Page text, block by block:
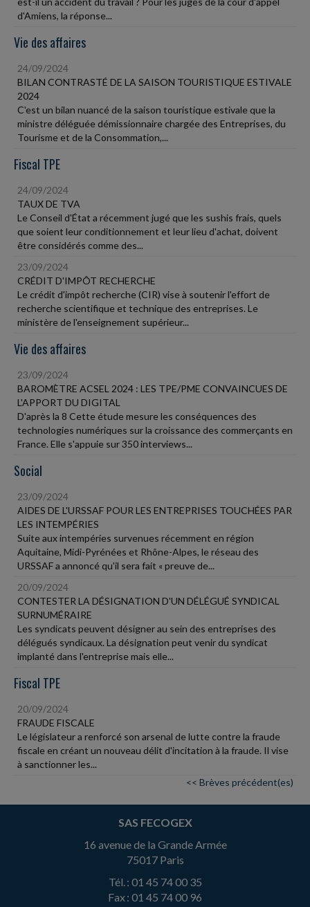
d'Amiens, la réponse...
Vie des affaires
24/09/2024
BILAN CONTRASTÉ DE LA SAISON TOURISTIQUE ESTIVALE
2024
C'est un bilan nuancé de la saison touristique estivale que la
ministre déléguée démissionnaire chargée des Entreprises, du
Tourisme et de la Consommation,...
Fiscal TPE
24/09/2024
TAUX DE TVA
Le Conseil d'État a récemment jugé que les sushis frais, quels
que soient leur conditionnement et leur lieu d'achat, doivent
être considérés comme des...
23/09/2024
CRÉDIT D'IMPÔT RECHERCHE
Le crédit d'impôt recherche (CIR) vise à soutenir l'effort de
recherche scientifique et technique des entreprises. Le
ministère de l'enseignement supérieur...
Vie des affaires
23/09/2024
BAROMÈTRE ACSEL 2024 : LES TPE/PME CONVAINCUES DE
L'APPORT DU DIGITAL
D'après la 8 Cette étude mesure les conséquences des
technologies numériques sur la croissance des commerçants en
France. Elle s'appuie sur 350 interviews...
Social
23/09/2024
AIDES DE L'URSSAF POUR LES ENTREPRISES TOUCHÉES PAR
LES INTEMPÉRIES
Suite aux intempéries survenues récemment en région
Aquitaine, Midi-Pyrénées et Rhône-Alpes, le réseau des
URSSAF a annoncé qu'il sera fait « preuve de...
20/09/2024
CONTESTER LA DÉSIGNATION D'UN DÉLÉGUÉ SYNDICAL
SURNUMÉRAIRE
Les syndicats peuvent désigner au sein des entreprises des
délégués syndicaux. La désignation peut venir du syndicat
implanté dans l'entreprise mais elle...
Fiscal TPE
20/09/2024
FRAUDE FISCALE
Le législateur a renforcé son arsenal de lutte contre la fraude
fiscale en créant un nouveau délit d'incitation à la fraude. Il vise
à sanctionner les...
<< Brèves précédent(es)
SAS FECOGEX
16 avenue de la Grande Armée
75017 Paris
Tél. : 01 45 74 00 35
Fax : 01 45 74 00 96